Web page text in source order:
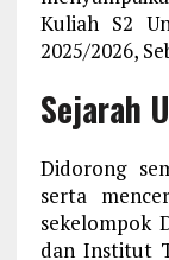
Kuliah S2
2025/2026,
Sejarah
Didorong
serta
sekelompok
dan Institut